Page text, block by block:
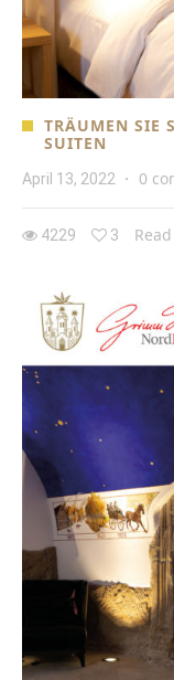
TRÄUMEN SIE
UITEN
April 13, 2022 · 0
4229 3